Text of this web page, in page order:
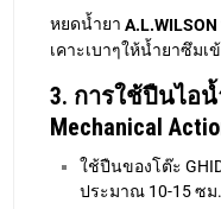
หยดน้ำยา A.L.WILSON
เคาะเบาๆให้น้ำยาซึม
3. การใช้ปืนไอน้
Mechanical
ใช้ปืนของโต๊ะ
ประมาณ 10-15 ซม.